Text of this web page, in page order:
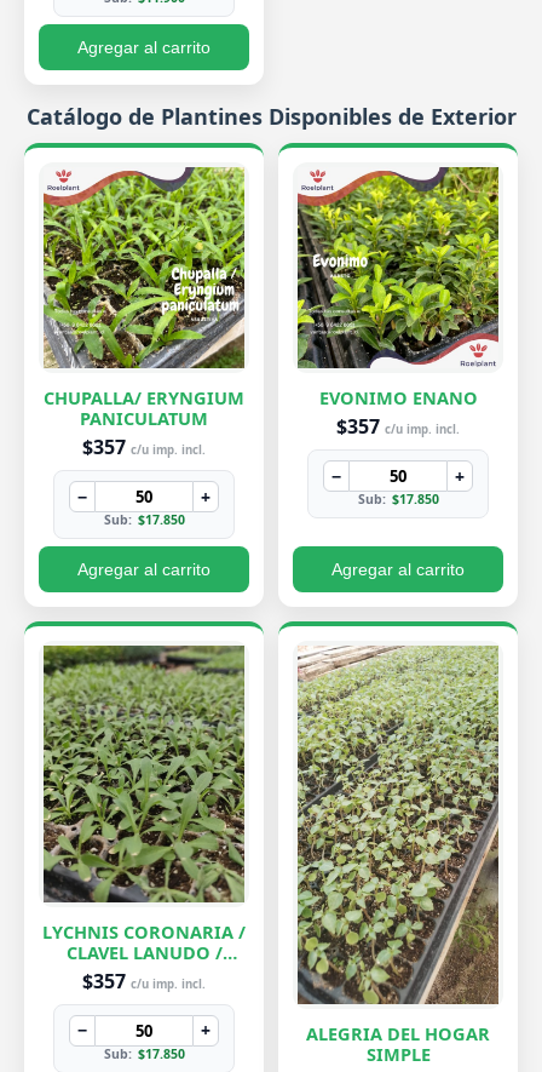
Agregar al carrito
Catálogo de Plantines Disponibles de Exterior
CHUPALLA/ ERYNGIUM
PANICULATUM
$357 c/u imp. incl.
− +
Sub: $17.850
Agregar al carrito
EVONIMO ENANO
$357 c/u imp. incl.
− +
Sub: $17.850
Agregar al carrito
LYCHNIS CORONARIA /
CLAVEL LANUDO /
ABUELA
$357 c/u imp. incl.
− +
Sub: $17.850
ALEGRIA DEL HOGAR
SIMPLE